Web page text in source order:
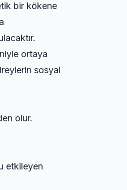
bir kökene
ortaya
sosyal
olur.
etkileyen